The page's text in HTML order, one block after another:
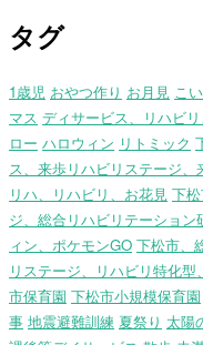
タグ
1歳児 おやつ作り お月見 こ
マス ディサービス、リハビ
ロー ハロウィン リトミック
ス、来歩リハビリステージ
リハ、リハビリ、お花見 下
ジ、総合リハビリテーショ
ィン、ポケモンGO 下松市、
リステージ、リハビリ特化
市保育園 下松市小規模保育園
事 地震避難訓練 夏祭り 太陽